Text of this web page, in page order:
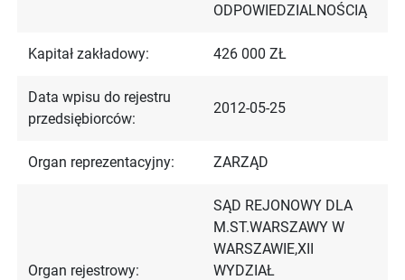
ODPOWIEDZIALNOŚCIĄ
Kapitał zakładowy: 426 000 ZŁ
Data wpisu do rejestru
przedsiębiorców:
2012-05-25
Organ reprezentacyjny: ZARZĄD
Organ rejestrowy:
SĄD REJONOWY DLA
M.ST.WARSZAWY W
WARSZAWIE,XII
WYDZIAŁ